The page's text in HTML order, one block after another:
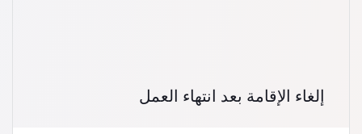
إلغاء الإقامة بعد انتهاء العمل